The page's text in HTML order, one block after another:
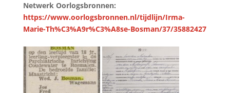
Netwerk Oorlogsbronnen:
https://www.oorlogsbronnen.nl/tijdlijn/Irma-
Marie-Th%C3%A9r%C3%A8se-Bosman/37/35882427